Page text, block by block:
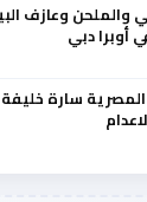
والملحن وعازف
أوبرا دبي
المصرية سارة